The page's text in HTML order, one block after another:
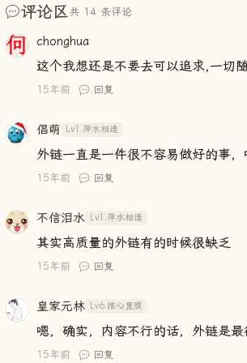
评论区共 14 条评论
chonghua
这个我想还是不要去可以追求,一切
15年前 回复
倡萌 Lv1.萍水相逢
外链一直是一件很不容易做好的事，
15年前 回复
不信泪水 Lv1.萍水相逢
其实高质量的外链有的时候很缺乏
15年前 回复
皇家元林 Lv6.推心置腹
嗯，确实，内容不行的话，外链是最
15年前 回复